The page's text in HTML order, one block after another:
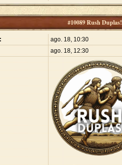
#10089 Rush Duplas!
ago. 18, 10:30
ago. 18, 12:30